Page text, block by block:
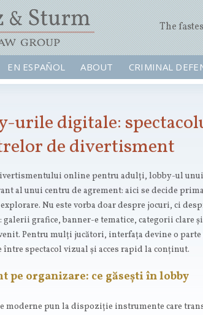
The
EN ESPAÑOL ABOUT CRIMINAL
urile digitale:
de divertisment
online pentru adulți, lobby-ul
al unui centru de agrement: aici se decide
Nu este vorba doar despre jocuri, ci
galerii grafice, banner-e tematice, categorii clare și
Pentru mulți jucători, interfața devine o
spectacol vizual și acces rapid la conținut.
pe organizare: ce găsești în lobby
moderne pun la dispoziție instrumente care